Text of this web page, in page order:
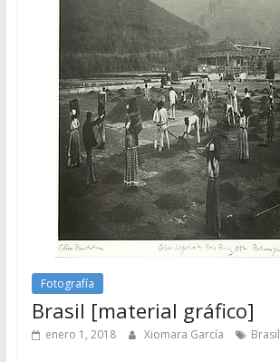
Fotografía
Brasil [material gráfico]
enero 1, 2018 Xiomara García Brasil